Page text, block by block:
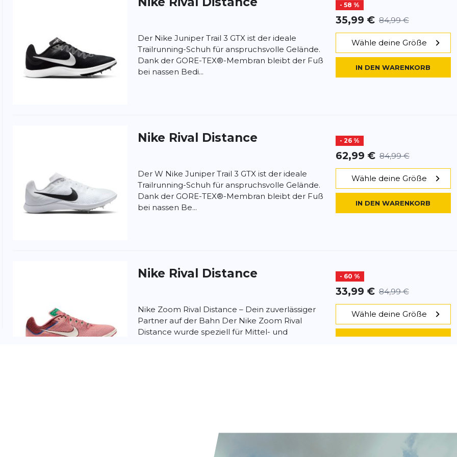
- 58 %
35,99 € 84,99 €
Der Nike Juniper Trail 3 GTX ist der ideale
Trailrunning-Schuh für anspruchsvolle Gelände.
Dank der GORE-TEX®-Membran bleibt der Fuß
bei nassen Bedi...
Wähle deine Größe
IN DEN WARENKORB
Nike Rival Distance - 26 %
62,99 € 84,99 €
Der W Nike Juniper Trail 3 GTX ist der ideale
Trailrunning-Schuh für anspruchsvolle Gelände.
Dank der GORE-TEX®-Membran bleibt der Fuß
bei nassen Be...
Wähle deine Größe
IN DEN WARENKORB
Nike Rival Distance - 60 %
33,99 € 84,99 €
Nike Zoom Rival Distance – Dein zuverlässiger
Partner auf der Bahn Der Nike Zoom Rival
Distance wurde speziell für Mittel- und
Wähle deine Größe
IN DEN WARENKORB
Wenn du am Ende eines Rennens auf die
Wähle deine Größe